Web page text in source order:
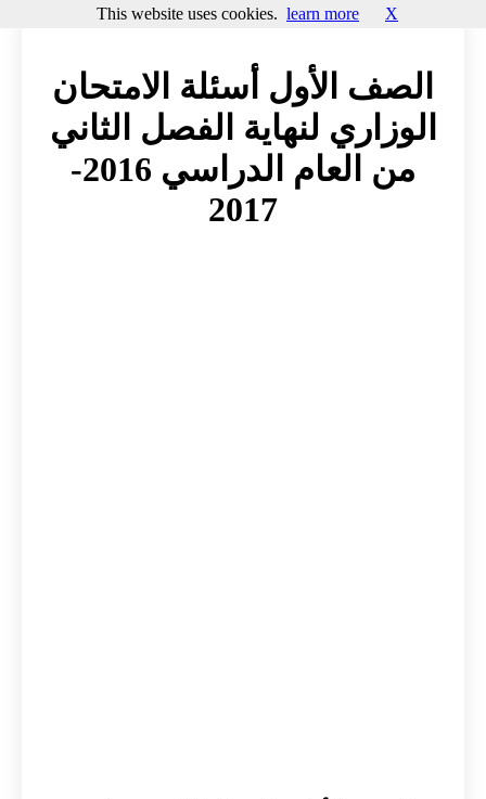
الصف الأول أسئلة الامتحان
الوزاري لنهاية الفصل الثاني
من العام الدراسي 2016-
2017
This website uses cookies. learn more X